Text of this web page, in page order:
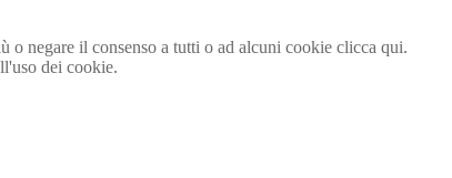
negare il consenso a tutti o ad alcuni cookie clicca qui.
dei cookie.